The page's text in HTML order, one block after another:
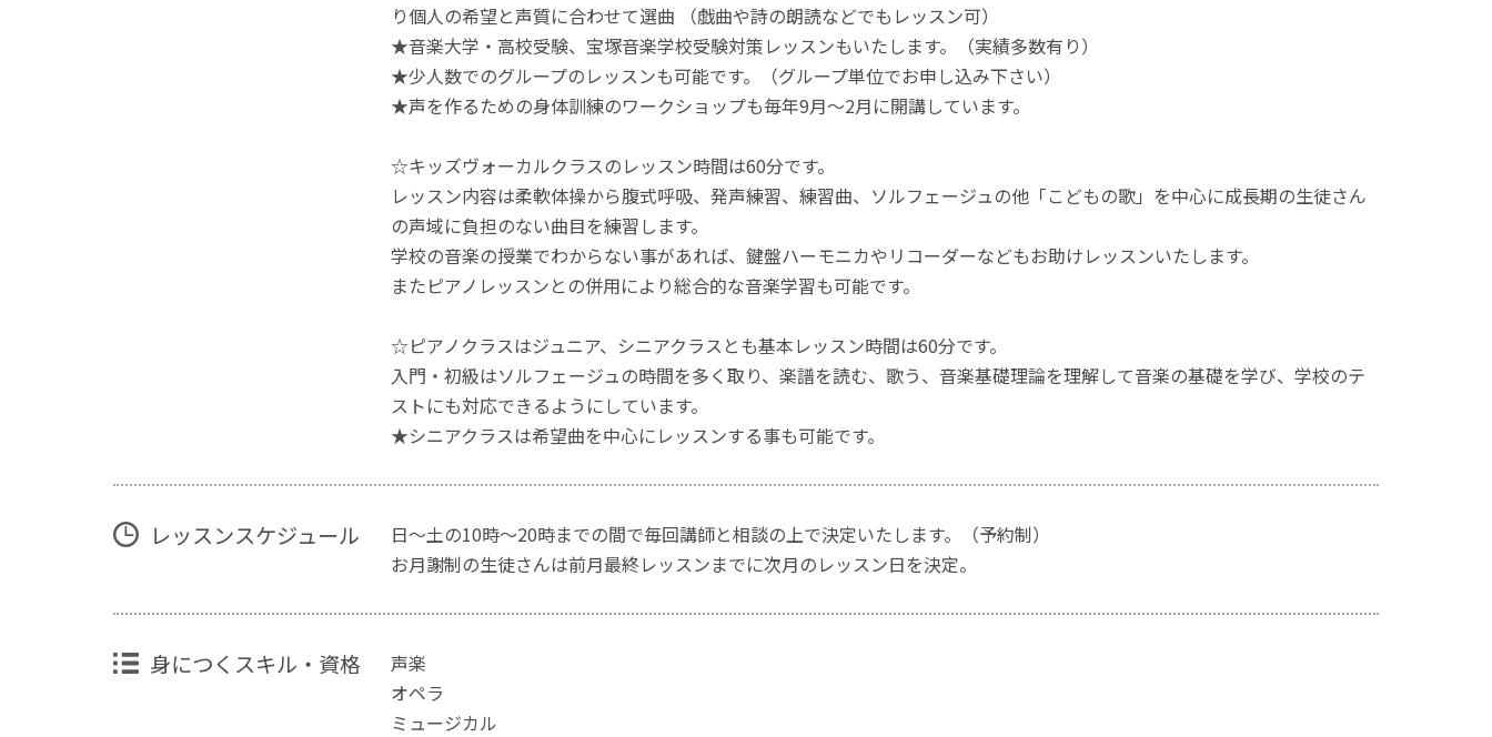
り個人の希望と声質に合わせて選曲 （戯曲や詩の朗読などでもレッスン可）
★音楽大学・高校受験、宝塚音楽学校受験対策レッスンもいたします。（実績多数有り）
★少人数でのグループのレッスンも可能です。（グループ単位でお申し込み下さい）
★声を作るための身体訓練のワークショップも毎年9月～2月に開講しています。
☆キッズヴォーカルクラスのレッスン時間は60分です。
レッスン内容は柔軟体操から腹式呼吸、発声練習、練習曲、ソルフェージュの他「こどもの歌」を中心に成長期の生徒さん
の声域に負担のない曲目を練習します。
学校の音楽の授業でわからない事があれば、鍵盤ハーモニカやリコーダーなどもお助けレッスンいたします。
またピアノレッスンとの併用により総合的な音楽学習も可能です。
☆ピアノクラスはジュニア、シニアクラスとも基本レッスン時間は60分です。
入門・初級はソルフェージュの時間を多く取り、楽譜を読む、歌う、音楽基礎理論を理解して音楽の基礎を学び、学校のテ
ストにも対応できるようにしています。
★シニアクラスは希望曲を中心にレッスンする事も可能です。
レッスンスケジュール
日～土の10時～20時までの間で毎回講師と相談の上で決定いたします。（予約制）
お月謝制の生徒さんは前月最終レッスンまでに次月のレッスン日を決定。
身につくスキル・資格
声楽
オペラ
ミュージカル